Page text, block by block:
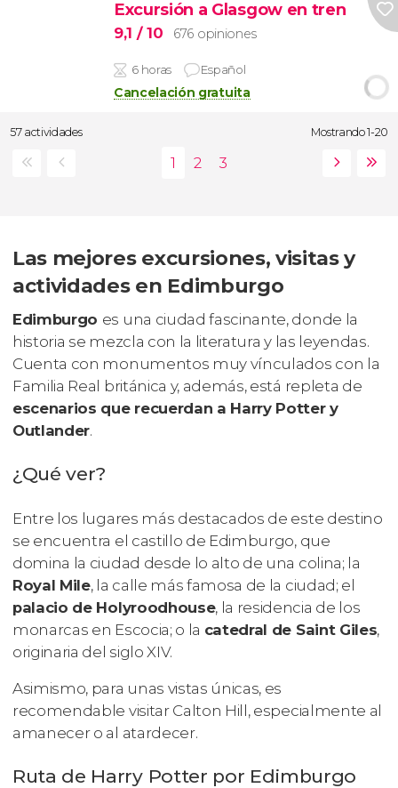
Excursión a Glasgow en tren
9,1 / 10 676 opiniones
6 horas Español
Cancelación gratuita
57 actividades Mostrando 1-20
Las mejores excursiones, visitas y
actividades en Edimburgo
Edimburgo es una ciudad fascinante, donde la
historia se mezcla con la literatura y las leyendas.
Cuenta con monumentos muy vínculados con la
Familia Real británica y, además, está repleta de
escenarios que recuerdan a Harry Potter y
Outlander.
¿Qué ver?
Entre los lugares más destacados de este destino
se encuentra el castillo de Edimburgo, que
domina la ciudad desde lo alto de una colina; la
Royal Mile, la calle más famosa de la ciudad; el
palacio de Holyroodhouse, la residencia de los
monarcas en Escocia; o la catedral de Saint Giles,
originaria del siglo XIV.
Asimismo, para unas vistas únicas, es
recomendable visitar Calton Hill, especialmente al
amanecer o al atardecer.
Ruta de Harry Potter por Edimburgo